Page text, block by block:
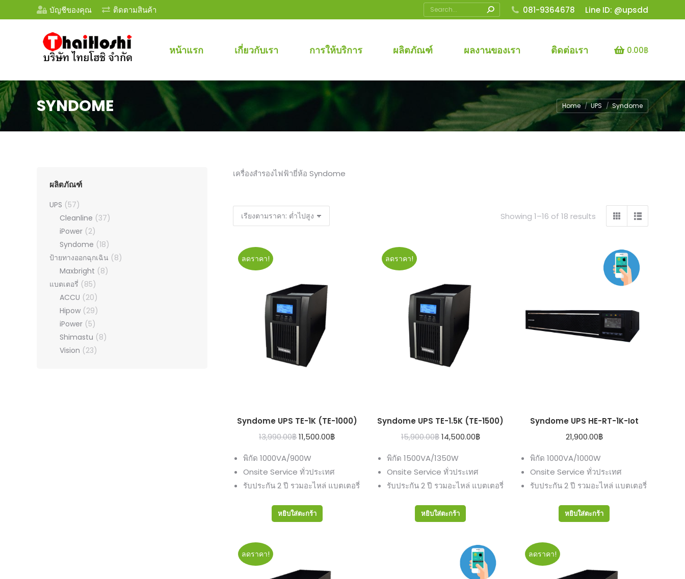
บัญชีของคุณ ติดตามสินค้า Search: 081-9364678 Line ID: @upsdd
หน้าแรก เกี่ยวกับเรา การให้บริการ ผลิตภัณฑ์ ผลงานของเรา ติดต่อเรา 0.00฿
SYNDOME You are here:
Home UPS Syndome
เครื่องสำรองไฟฟ้ายี่ห้อ Syndome
Showing 1–16 of 18 results Sorted
low
to
high
ลดราคา!
Syndome UPS TE-1K (TE-1000)
13,990.00฿Original
was:
13,990.00฿.
11,500.00฿Current
พิกัด 1000VA/900W
Onsite Service ทั่วประเทศ
รับประกัน 2 ปี รวมอะไหล่ แบตเตอรี่
หยิบใส่ตะกร้า
ลดราคา!
Syndome UPS TE-1.5K (TE-1500)
15,900.00฿Original
was:
15,900.00฿.
14,500.00฿Current
พิกัด 1500VA/1350W
Onsite Service ทั่วประเทศ
รับประกัน 2 ปี รวมอะไหล่ แบตเตอรี่
หยิบใส่ตะกร้า
Syndome UPS HE-RT-1K-Iot
21,900.00฿
พิกัด 1000VA/1000W
Onsite Service ทั่วประเทศ
รับประกัน 2 ปี รวมอะไหล่ แบตเตอรี่
หยิบใส่ตะกร้า
ลดราคา! ลดราคา!
ผลิตภัณฑ์
UPS (57)
Cleanline (37)
iPower (2)
Syndome (18)
ป้ายทางออกฉุกเฉิน (8)
Maxbright (8)
แบตเตอรี่ (85)
ACCU (20)
Hipow (29)
iPower (5)
Shimastu (8)
Vision (23)